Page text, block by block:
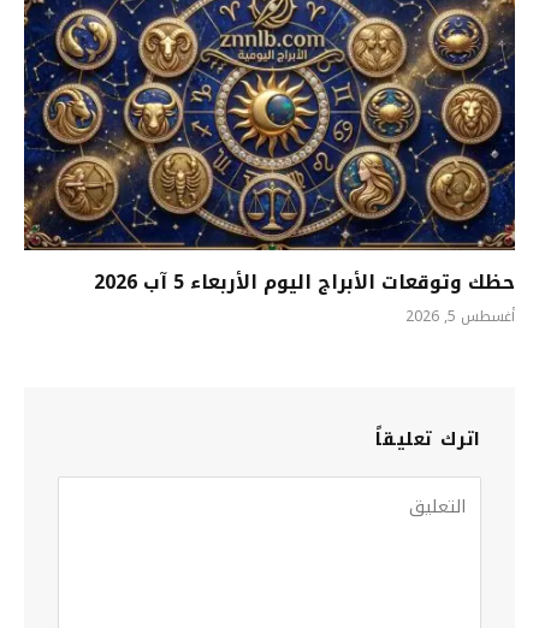
حظك وتوقعات الأبراج اليوم الأربعاء 5 آب 2026
أغسطس 5, 2026
اترك تعليقاً